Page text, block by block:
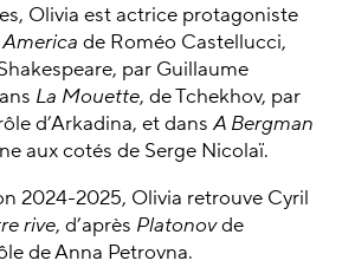
Olivia est actrice protagoniste
de Roméo Castellucci,
par Guillaume
La Mouette, de Tchekhov, par
d’Arkadina, et dansA Bergman
aux cotés de Serge Nicolaï.
2024-2025, Olivia retrouve Cyril
rive, d’après Platonovde
de Anna Petrovna.